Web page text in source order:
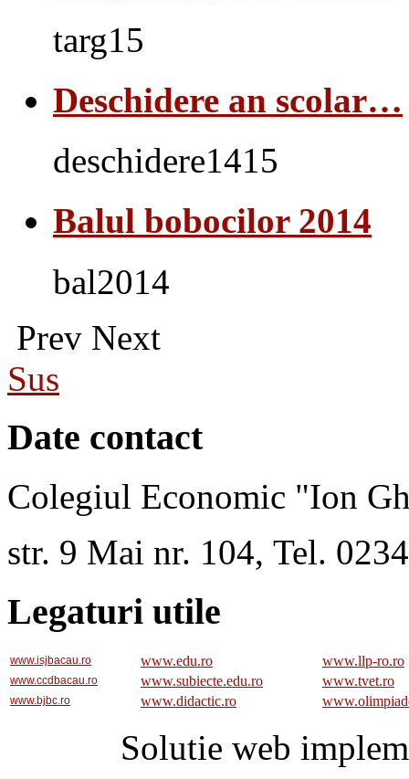
targ15
Deschidere an scolar…
deschidere1415
Balul bobocilor 2014
bal2014
Prev Next
Sus
Date contact
Colegiul Economic "Ion
str. 9 Mai nr. 104, Tel.
Legaturi utile
www.isjbacau.ro www.edu.ro www.llp-ro.ro
www.ccdbacau.ro www.subiecte.edu.ro www.tvet.ro
www.bjbc.ro www.didactic.ro
Solutie web